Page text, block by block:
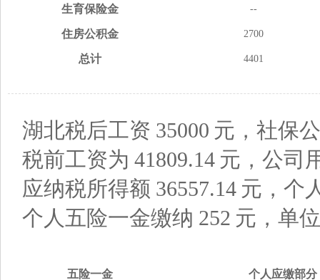
生育保险金 --
住房公积金 2700
总计 4401
湖北税后工资 35000 元，社保
税前工资为 41809.14元，公司
应纳税所得额 36557.14元，个
个人五险一金缴纳 252 元，单
五险一金 个人应缴部分